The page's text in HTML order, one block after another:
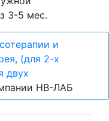
3-5 мес.
и
(для 2-х
двух
НВ-ЛАБ